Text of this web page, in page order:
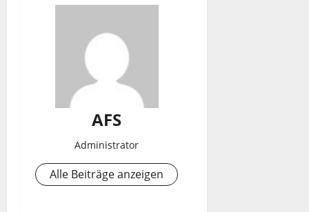
AFS
Administrator
Alle Beiträge anzeigen